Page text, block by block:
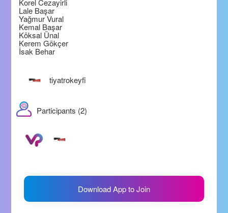
Lale Başar
Yağmur Vural
Kemal Başar
Köksal Ünal
Kerem Gökçer
İsak Behar
tiyatrokeyfi
Participants (2)
Download App to Join